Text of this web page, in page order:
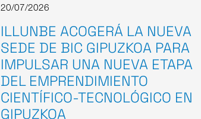
20/07/2026
ILLUNBE ACOGERÁ LA NUEVA
SEDE DE BIC GIPUZKOA PARA
IMPULSAR UNA NUEVA ETAPA
DEL EMPRENDIMIENTO
CIENTÍFICO-TECNOLÓGICO EN
GIPUZKOA